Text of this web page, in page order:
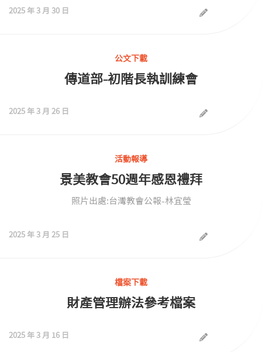
2025 年 3 月 30 日
公文下載
傳道部-初階長執訓練會
2025 年 3 月 26 日
活動報導
景美教會50週年感恩禮拜
照片出處:台灣教會公報-林宜瑩
2025 年 3 月 25 日
檔案下載
財產管理辦法參考檔案
2025 年 3 月 16 日